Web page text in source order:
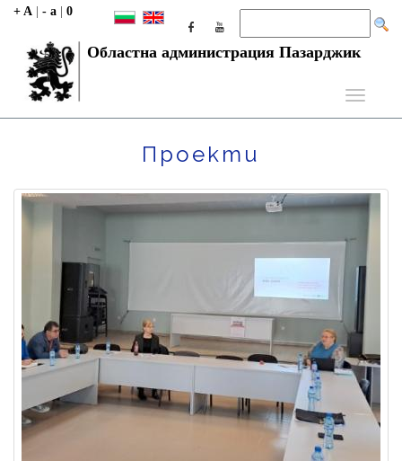
+ A - a 0
Областна администрация Пазарджик
Toggle
Проекти